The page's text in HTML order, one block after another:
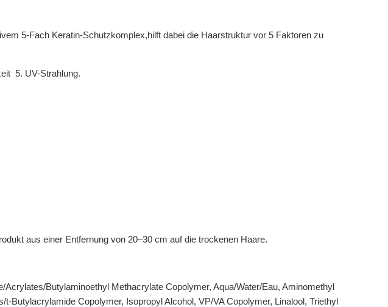
5-Fach Keratin-Schutzkomplex,hilft dabei die Haarstruktur vor 5 Faktoren zu
5. UV-Strahlung.
aus einer Entfernung von 20–30 cm auf die trockenen Haare.
Butylaminoethyl Methacrylate Copolymer, Aqua/Water/Eau, Aminomethyl
Butylacrylamide Copolymer, Isopropyl Alcohol, VP/VA Copolymer, Linalool, Triethyl